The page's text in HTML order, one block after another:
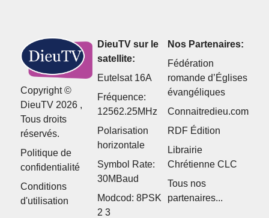
Copyright ©
DieuTV 2026 ,
Tous droits
réservés.
Politique de
confidentialité
Conditions
d'utilisation
DieuTV sur le
satellite:
Eutelsat 16A
Fréquence:
12562.25MHz
Polarisation
horizontale
Symbol Rate:
30MBaud
Modcod: 8PSK
2 3
Nos Partenaires:
Fédération
romande d’Églises
évangéliques
Connaitredieu.com
RDF Édition
Librairie
Chrétienne CLC
Tous nos
partenaires...